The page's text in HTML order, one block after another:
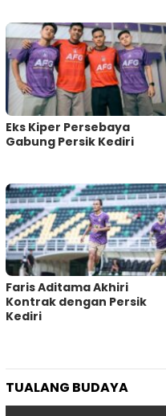
Eks Kiper Persebaya
Gabung Persik Kediri
Faris Aditama Akhiri
Kontrak dengan Persik
Kediri
TUALANG BUDAYA